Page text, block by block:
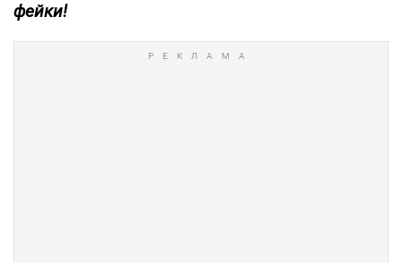
фейки!